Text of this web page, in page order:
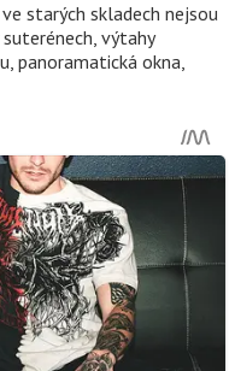
starých skladech nejsou
výtahy
panoramatická okna,